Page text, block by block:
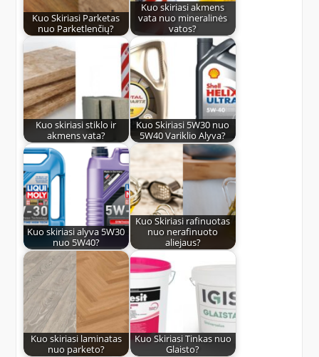
Kuo Skiriasi Parketas
nuo Parketlenčių?
Kuo skiriasi akmens
vata nuo mineralinės
vatos?
Kuo skiriasi stiklo ir
akmens vata?
Kuo Skiriasi 5W30 nuo
5W40 Variklio Alyva?
Kuo skiriasi alyva 5W30
nuo 5W40?
Kuo Skiriasi rafinuotas
nuo nerafinuoto
aliejaus?
Kuo skiriasi laminatas
nuo parketo?
Kuo Skiriasi Tinkas nuo
Glaisto?